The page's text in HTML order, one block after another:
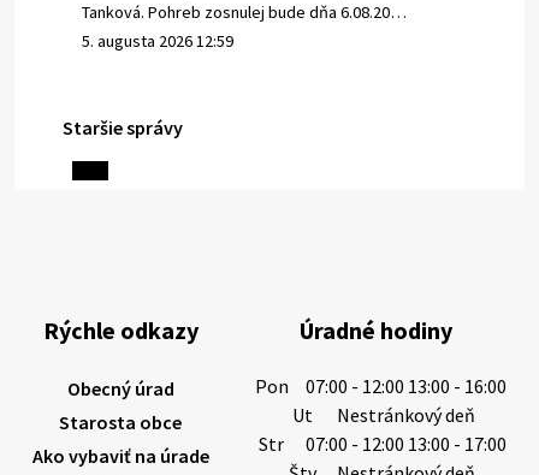
Tanková. Pohreb zosnulej bude dňa 6.08.20…
5. augusta 2026 12:59
3. augusta 2026 08:45
84 rokov nás opustil Ján Letusek. Pohreb zosnulého
bude dňa 4.08.2026 v utorok 10.00…
31. júla 2026 10:10
Staršie správy
Rýchle odkazy
Obecný úrad
Starosta obce
Ako vybaviť na úrade
Úradné hodiny
Pon
07:00 - 12:00 13:00 - 16:00
Ut
Nestránkový deň
Str
07:00 - 12:00 13:00 - 17:00